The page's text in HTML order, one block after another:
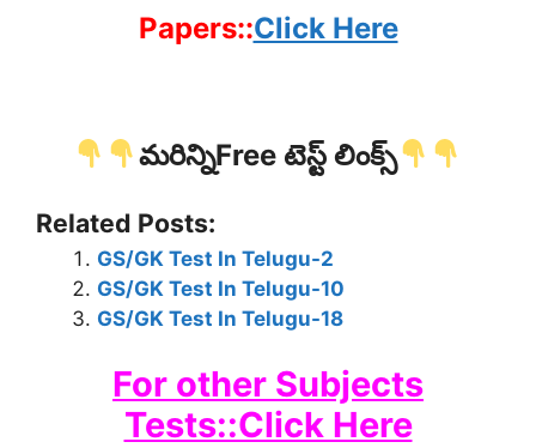
Papers::Click Here
మరిన్నిFree టెస్ట్ లింక్స్
Related Posts:
GS/GK Test In Telugu-2
GS/GK Test In Telugu-10
GS/GK Test In Telugu-18
For other Subjects
Tests::Click Here